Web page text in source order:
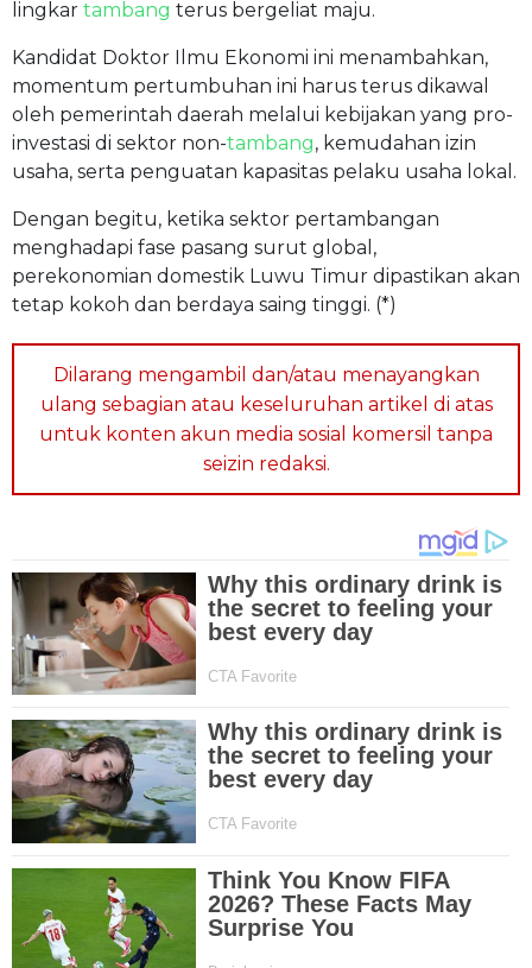
lingkar tambang terus bergeliat maju.
Kandidat Doktor Ilmu Ekonomi ini menambahkan,
momentum pertumbuhan ini harus terus dikawal
oleh pemerintah daerah melalui kebijakan yang pro-
investasi di sektor non-tambang, kemudahan izin
usaha, serta penguatan kapasitas pelaku usaha lokal.
Dengan begitu, ketika sektor pertambangan
menghadapi fase pasang surut global,
perekonomian domestik Luwu Timur dipastikan akan
tetap kokoh dan berdaya saing tinggi. (*)
Dilarang mengambil dan/atau menayangkan
ulang sebagian atau keseluruhan artikel di atas
untuk konten akun media sosial komersil tanpa
seizin redaksi.